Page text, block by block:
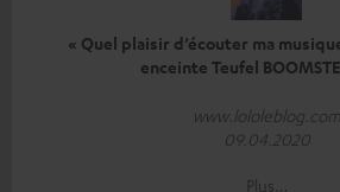
« Quel plaisir d’écouter ma
enceinte Teufel
www.lololeblog.com
09.04.2020
Plus…